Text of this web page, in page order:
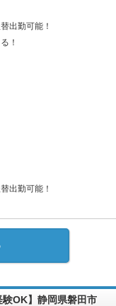
出勤可能！
！
出勤可能！
OK】静岡県磐田市